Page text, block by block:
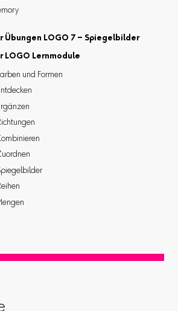
Übungen LOGO 7 – Spiegelbilder
LOGO Lernmodule
und Formen